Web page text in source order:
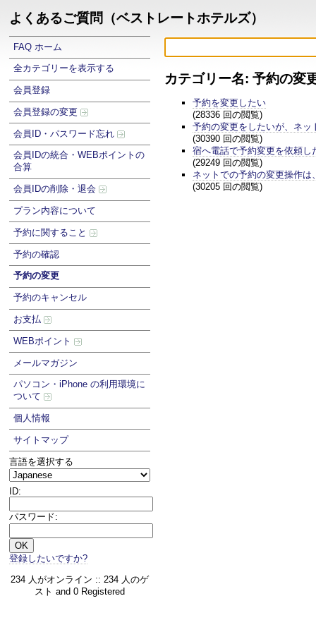
よくあるご質問（ベストレートホテルズ）
FAQ ホーム
全カテゴリーを表示する
会員登録
会員登録の変更
会員ID・パスワード忘れ
会員IDの統合・WEBポイントの
合算
会員IDの削除・退会
プラン内容について
予約に関すること
予約の確認
予約の変更
予約のキャンセル
お支払
WEBポイント
メールマガジン
パソコン・iPhone の利用環境に
ついて
個人情報
サイトマップ
言語を選択する
ID:
パスワード:
登録したいですか?
234 人がオンライン :: 234 人のゲ
スト and 0 Registered
カテゴリー名: 予約の変
予約を変更したい
(28336 回の閲覧)
予約の変更をしたいが、ネッ
(30390 回の閲覧)
宿へ電話で予約変更を依頼
(29249 回の閲覧)
ネットでの予約の変更操作は
(30205 回の閲覧)